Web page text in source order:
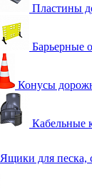
Пластины
Барьерные
Конусы
Кабельные
Ящики для песка,